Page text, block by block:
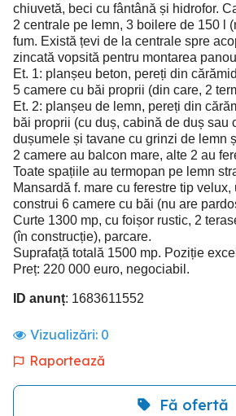
chiuvetă, beci cu fântână și hidrofor.
2 centrale pe lemn, 3 boilere de 150 l
fum. Există țevi de la centrale spre
zincată vopsită pentru montarea
Et. 1: planșeu beton, pereți din
5 camere cu băi proprii (din care, 2
Et. 2: planșeu de lemn, pereți din
băi proprii (cu duș, cabină de duș sau
dușumele și tavane cu grinzi de lemn
2 camere au balcon mare, alte 2 au
Toate spațiile au termopan pe lemn
Mansardă f. mare cu ferestre tip
construi 6 camere cu băi (nu are
Curte 1300 mp, cu foișor rustic, 2
(în construcție), parcare.
Suprafață totală 1500 mp. Poziție
Preț: 220 000 euro, negociabil.
ID anunț: 1683611552
Vizualizări: 0
Raportează
Fă ofertă